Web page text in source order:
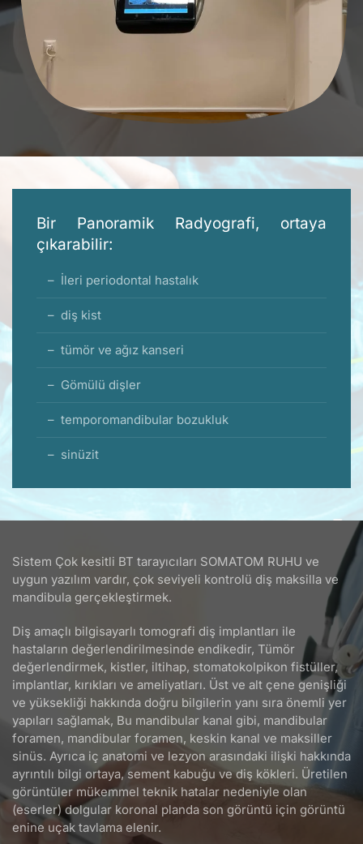
Bir Panoramik Radyografi, ortaya
çıkarabilir:
İleri periodontal hastalık
diş kist
tümör ve ağız kanseri
Gömülü dişler
temporomandibular bozukluk
sinüzit
Sistem Çok kesitli BT tarayıcıları SOMATOM RUHU ve
uygun yazılım vardır, çok seviyeli kontrolü diş maksilla ve
mandibula gerçekleştirmek.
Diş amaçlı bilgisayarlı tomografi diş implantları ile
hastaların değerlendirilmesinde endikedir, Tümör
değerlendirmek, kistler, iltihap, stomatokolpikon fistüller,
implantlar, kırıkları ve ameliyatları. Üst ve alt çene genişliği
ve yüksekliği hakkında doğru bilgilerin yanı sıra önemli yer
yapıları sağlamak, Bu mandibular kanal gibi, mandibular
foramen, mandibular foramen, keskin kanal ve maksiller
sinüs. Ayrıca iç anatomi ve lezyon arasındaki ilişki hakkında
ayrıntılı bilgi ortaya, sement kabuğu ve diş kökleri. Üretilen
görüntüler mükemmel teknik hatalar nedeniyle olan
(eserler) dolgular koronal planda son görüntü için görüntü
enine uçak tavlama elenir.